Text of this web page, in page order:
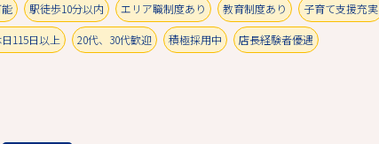
駅徒歩10分以内 エリア職制度あり 教育制度あり 子育て支援充実
115日以上 20代、30代歓迎 積極採用中 店長経験者優遇